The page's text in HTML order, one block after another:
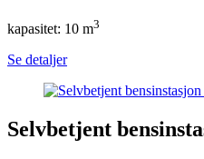
kapasitet: 10 m3
Se detaljer
Selvbetjent